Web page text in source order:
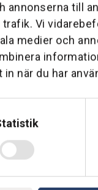
till
Vi
medier och
när du har
dess haft en god
0500-414 130